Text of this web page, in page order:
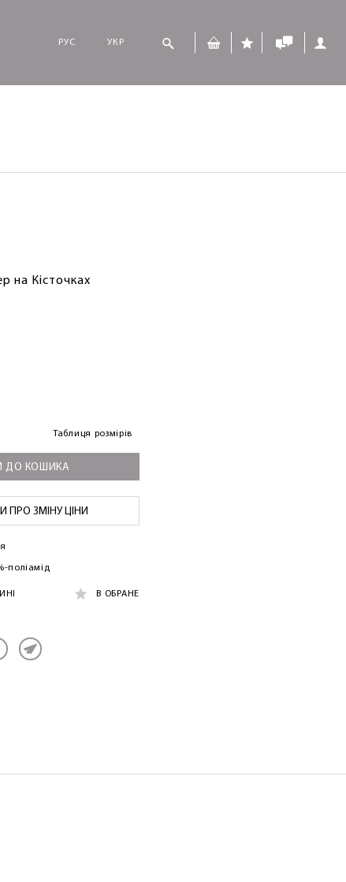
РУС УКР
на Кісточках
Таблиця розмірів
ДО КОШИКА
ПРО ЗМІНУ ЦІНИ
поліамід
В ОБРАНЕ